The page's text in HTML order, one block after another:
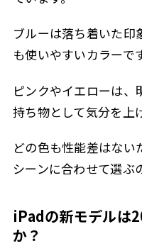
ブルーは落ち着いた印
も使いやすいカラーです
ピンクやイエローは、
持ち物として気分を上
どの色も性能差はな
シーンに合わせて選ぶ
iPadの新モデルは
か？